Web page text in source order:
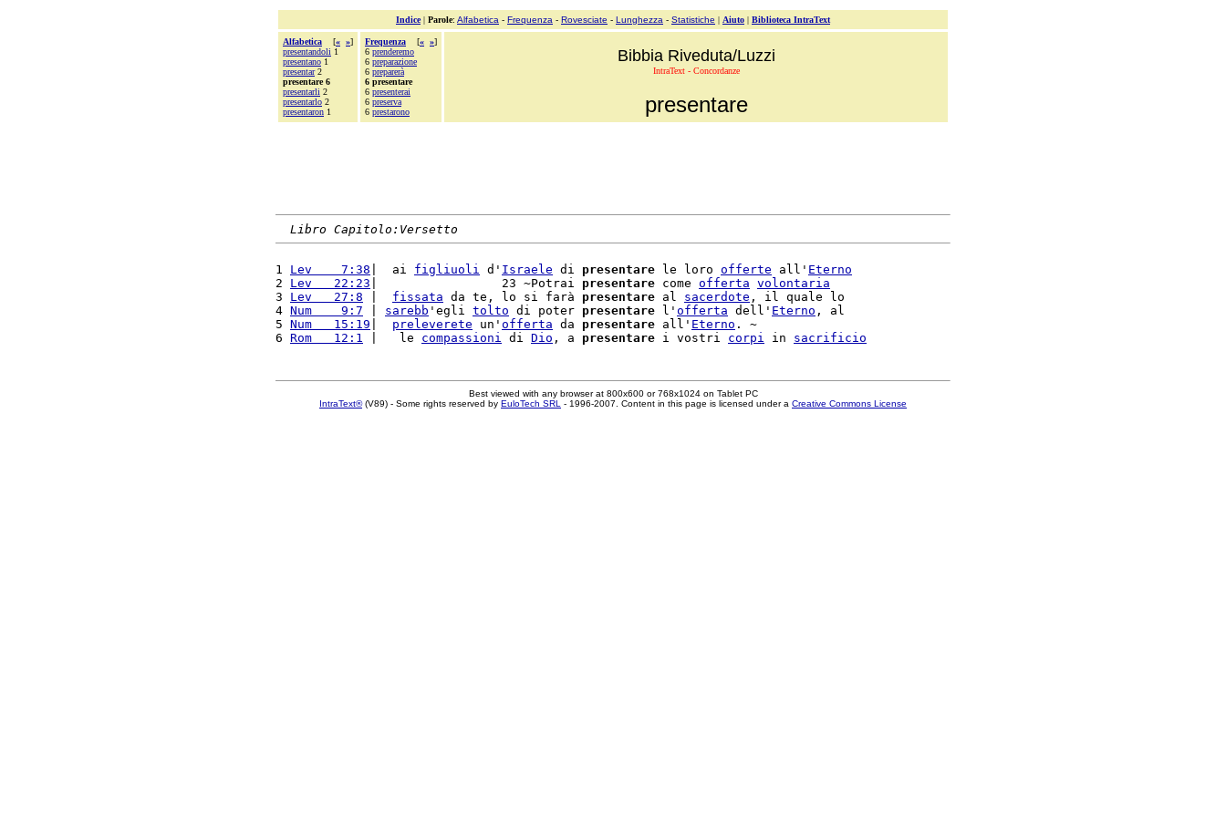
Indice| Parole: Alfabetica - Frequenza - Rovesciate - Lunghezza - Statistiche | Aiuto | Biblioteca IntraText
Alfabetica [« »]
presentandoli 1
presentano 1
presentar2
presentare 6
presentarli 2
presentarlo 2
presentaron 1
Frequenza [« »]
6 prenderemo
6 preparazione
6 preparerà
6 presentare
6 presenterai
6 preserva
6 prestarono
Bibbia Riveduta/Luzzi
IntraText - Concordanze
presentare
Libro Capitolo:Versetto
1 Lev    7:38 |  ai figliuoli d' Israele di presentare le loro offerte all' Eterno
2 Lev   22:23 |                 23 ~Potrai presentare come offerta volontaria
3 Lev   27:8 fissata da te, lo si farà presentare al sacerdote , il quale lo
4 Num    9:7 sarebb 'egli tolto di poter presentare l' offerta dell' Eterno , al
5 Num   15:19 preleverete un' offerta da presentare all' Eterno . ~
6 Rom   12:1 |   le compassioni di Dio , a presentare i vostri corpi in sacrificio
Best viewed with any browser at 800x600 or 768x1024 on Tablet PC
IntraText®(V89) - Some rights reserved by EuloTech SRL - 1996-2007. Content in this page is licensed under a Creative Commons License